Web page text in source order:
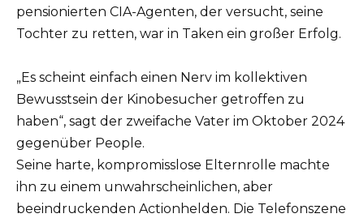
pensionierten CIA-Agenten, der versucht, seine
Tochter zu retten, war in Taken ein großer Erfolg.
„Es scheint einfach einen Nerv im kollektiven
Bewusstsein der Kinobesucher getroffen zu
haben“, sagt der zweifache Vater im Oktober 2024
gegenüber People.
Seine harte, kompromisslose Elternrolle machte
ihn zu einem unwahrscheinlichen, aber
beeindruckenden Actionhelden. Die Telefonszene